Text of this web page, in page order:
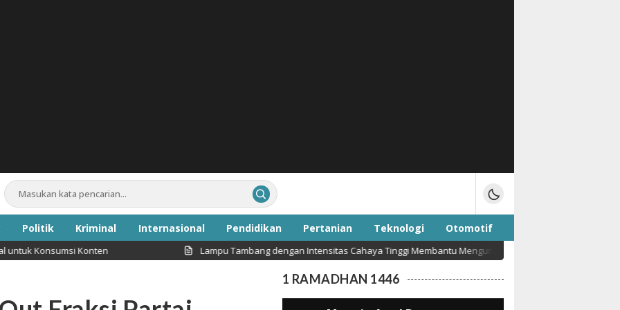
Politik Kriminal Internasional Pendidikan Pertanian Teknologi
Otomotif
Opini
Konten Lampu Tambang dengan Intensitas Cahaya Tinggi Membantu Mengurangi Risiko Kecelakaan Kerja
1 RAMADHAN 1446